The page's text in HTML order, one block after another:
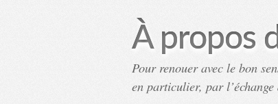
À propos
Pour renouer avec le bon
en particulier, par l’échange